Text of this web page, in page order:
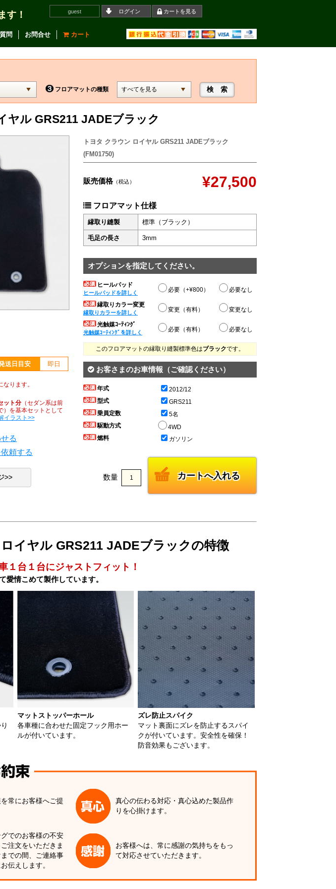
す！ guest ログイン カートを見る
問 お問合せ カート
フロアマットの種類
ヤル GRS211 JADEブラック
送日目安 即日
ります。
ット分（セダン系は前
）を基本セットとして
イラスト>>
る
頼する
>>
トヨタ クラウン ロイヤル GRS211 JADEブラック
(FM01750)
販売価格（税込） ¥27,500
フロアマット仕様
縁取り縫製 標準（ブラック）
毛足の長さ 3mm
オプションを指定してください。
ヒールパッド
ヒールパッドを詳しく 必要（+¥800） 必要なし
縁取りカラー変更
縁取りカラーを詳しく 変更（有料） 変更なし
光触媒ｺｰﾃｨﾝｸﾞ
光触媒ｺｰﾃｨﾝｸﾞを詳しく 必要（有料） 必要なし
このフロアマットの縁取り縫製標準色はブラックです。
お客さまのお車情報（ご確認ください）
年式
2012/12
型式
GRS211
乗員定数
5名
駆動方式
4WD
燃料
ガソリン
数量
イヤル GRS211 JADEブラックの特徴
１台１台にジャストフィット！
愛情こめて製作しています。
マットストッパーホール
各車種に合わせた固定フック用ホー
ルが付いています。
ズレ防止スパイク
マット裏面にズレを防止するスパイ
クが付いています。安全性を確保！
防音効果もございます。
常にお客様へご提
真心の伝わる対応・真心込めた製品作
りを心掛けます。
でのお客様の不安
注文をいただきま
での間、ご連絡事
伝えします。
お客様へは、常に感謝の気持ちをもっ
て対応させていただきます。